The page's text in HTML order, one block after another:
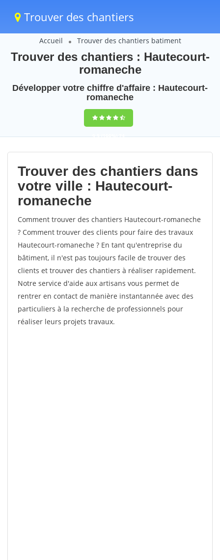
Trouver des chantiers
Accueil Trouver des chantiers batiment
Trouver des chantiers : Hautecourt-
romaneche
Développer votre chiffre d'affaire : Hautecourt-
romaneche
9,5(100%)74
votes
Trouver des chantiers dans
votre ville : Hautecourt-
romaneche
Comment trouver des chantiers Hautecourt-romaneche
? Comment trouver des clients pour faire des travaux
Hautecourt-romaneche ? En tant qu'entreprise du
bâtiment, il n'est pas toujours facile de trouver des
clients et trouver des chantiers à réaliser rapidement.
Notre service d'aide aux artisans vous permet de
rentrer en contact de manière instantannée avec des
particuliers à la recherche de professionnels pour
réaliser leurs projets travaux.